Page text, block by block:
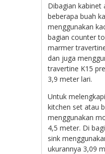
Dibagian kabinet
beberapa buah
menggunakan
bagian counter
marmer
dan juga
travertine K15
3,9 meter lari.
Untuk
kitchen set atau
menggunakan
4,5 meter. Di
sink
ukurannya 3,09